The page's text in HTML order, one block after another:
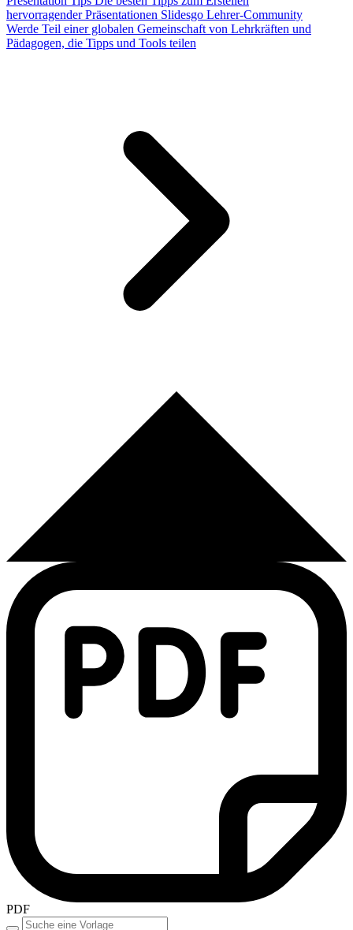
hervorragender Präsentationen Slidesgo Lehrer-Community
Werde Teil einer globalen Gemeinschaft von Lehrkräften und
Pädagogen, die Tipps und Tools teilen
PDF